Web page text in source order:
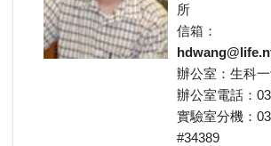
所
信箱：
辦公室：生科
辦公室電話：
實驗室分機：
#34389